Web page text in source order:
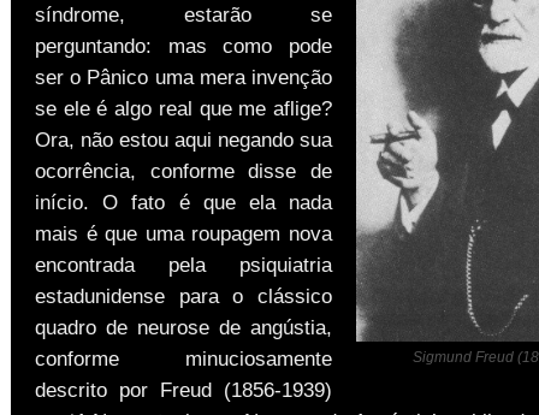
Sigmund Freud
síndrome, estarão se
perguntando: mas como pode
ser o Pânico uma mera invenção
se ele é algo real que me aflige?
Ora, não estou aqui negando sua
ocorrência, conforme disse de
início. O fato é que ela nada
mais é que uma roupagem nova
encontrada pela psiquiatria
estadunidense para o clássico
quadro de neurose de angústia,
conforme minuciosamente
descrito por Freud (1856-1939)